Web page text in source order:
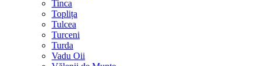
Tinca
Toplița
Tulcea
Turceni
Turda
Vadu Oii